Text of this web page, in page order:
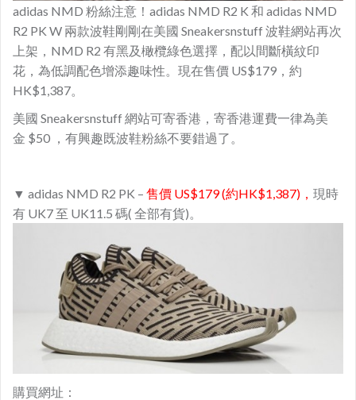
adidas NMD 粉絲注意！adidas NMD R2 K 和 adidas NMD
R2 PK W 兩款波鞋剛剛在美國 Sneakersnstuff 波鞋網站再次
上架，NMD R2 有黑及橄欖綠色選擇，配以間斷橫紋印
花，為低調配色增添趣味性。現在售價 US$179，約
HK$1,387。
美國 Sneakersnstuff 網站可寄香港，寄香港運費一律為美
金 $50 ，有興趣既波鞋粉絲不要錯過了。
▼ adidas NMD R2 PK – 售價 US$179 (約HK$1,387)， 現時
有 UK7 至 UK11.5 碼( 全部有貨)。
購買網址：